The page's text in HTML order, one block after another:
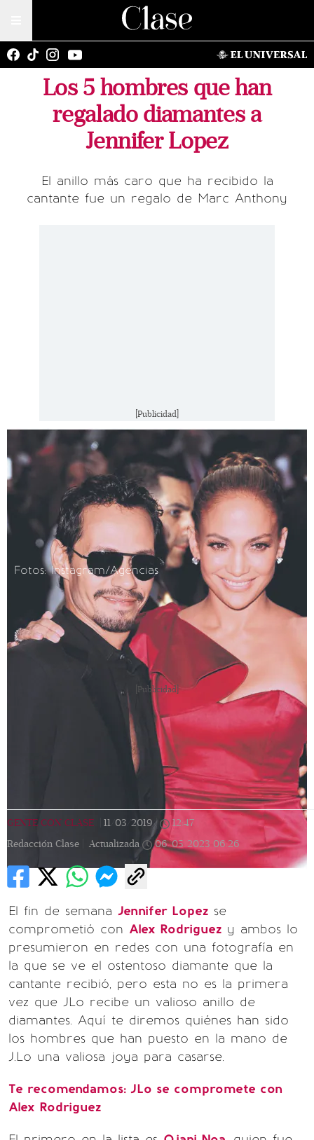
Los 5 hombres que han
regalado diamantes a
Jennifer Lopez
El anillo más caro que ha recibido la
cantante fue un regalo de Marc Anthony
[Publicidad]
Fotos: Instagram/Agencias
[Publicidad]
GENTE CON CLASE 11/03/2019 | 12:47
Redacción Clase |
Actualizada 06/05/2023 06:26
El fin de semana Jennifer Lopez se
comprometió con Alex Rodriguez y ambos lo
presumieron en redes con una fotografía en
la que se ve el ostentoso diamante que la
cantante recibió, pero esta no es la primera
vez que JLo recibe un valioso anillo de
diamantes. Aquí te diremos quiénes han sido
los hombres que han puesto en la mano de
J.Lo una valiosa joya para casarse.
Te recomendamos: JLo se compromete con
Alex Rodriguez